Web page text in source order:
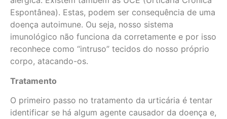
Espontânea). Estas, podem ser consequência de uma
doença autoimune. Ou seja, nosso sistema
imunológico não funciona da corretamente e por isso
reconhece como “intruso” tecidos do nosso próprio
corpo, atacando-os.
Tratamento
O primeiro passo no tratamento da urticária é tentar
identificar se há algum agente causador da doença e,